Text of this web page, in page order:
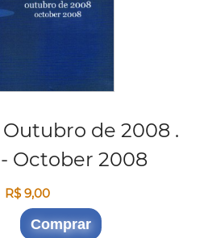
de 2008 .
October 2008
R$ 9,00
Comprar